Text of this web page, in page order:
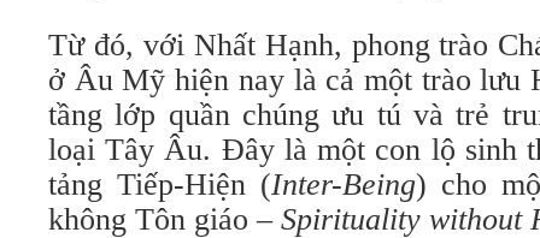
Từ đó, với Nhất Hạnh, phong trào
ở Âu Mỹ hiện nay là cả một trào lưu
tầng lớp quần chúng ưu tú và trẻ
loại Tây Âu. Đây là một con lộ sinh
tảng Tiếp-Hiện (Inter-Being) cho
không Tôn giáo – Spirituality without